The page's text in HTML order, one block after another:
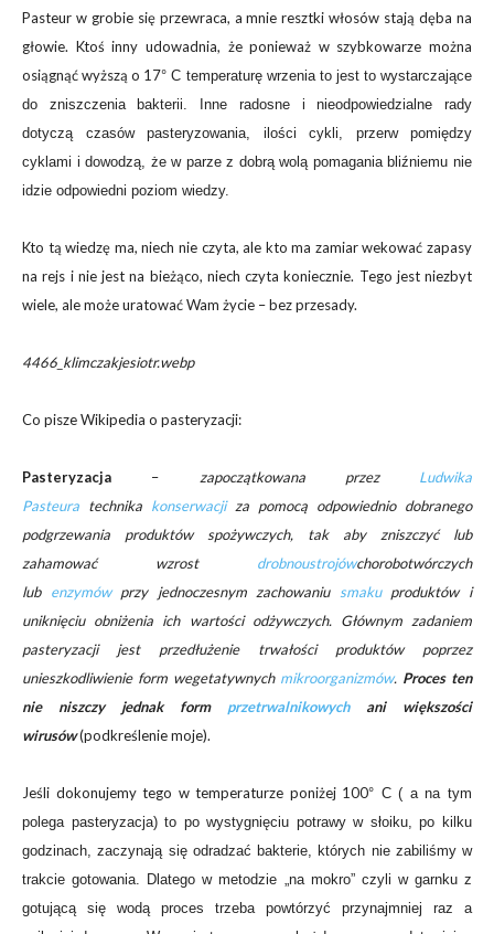
Pasteur w grobie się przewraca, a mnie resztki włosów stają dęba na
głowie. Ktoś inny udowadnia, że ponieważ w szybkowarze można
osiągnąć wyższą o 17° C temperaturę wrzenia to jest to wystarczające
do zniszczenia bakterii. Inne radosne i nieodpowiedzialne rady
dotyczą czasów pasteryzowania, ilości cykli, przerw pomiędzy
cyklami i dowodzą, że w parze z dobrą wolą pomagania bliźniemu nie
idzie odpowiedni poziom wiedzy.
Kto tą wiedzę ma, niech nie czyta, ale kto ma zamiar wekować zapasy
na rejs i nie jest na bieżąco, niech czyta koniecznie. Tego jest niezbyt
wiele, ale może uratować Wam życie – bez przesady.
4466_klimczakjesiotr.webp
Co pisze Wikipedia o pasteryzacji:
Pasteryzacja – zapoczątkowana przez Ludwika
Pasteura technika konserwacjiza pomocą odpowiednio dobranego
podgrzewania produktów spożywczych, tak aby zniszczyć lub
zahamować wzrost drobnoustrojówchorobotwórczych
lub enzymówprzy jednoczesnym zachowaniu smakuproduktów i
uniknięciu obniżenia ich wartości odżywczych. Głównym zadaniem
pasteryzacji jest przedłużenie trwałości produktów poprzez
unieszkodliwienie form wegetatywnych mikroorganizmów. Proces ten
nie niszczy jednak form przetrwalnikowych
ani większości
wirusów(podkreślenie moje).
Jeśli dokonujemy tego w temperaturze poniżej 100° C ( a na tym
polega pasteryzacja) to po wystygnięciu potrawy w słoiku, po kilku
godzinach, zaczynają się odradzać bakterie, których nie zabiliśmy w
trakcie gotowania. Dlatego w metodzie „na mokro” czyli w garnku z
gotującą się wodą proces trzeba powtórzyć przynajmniej raz a